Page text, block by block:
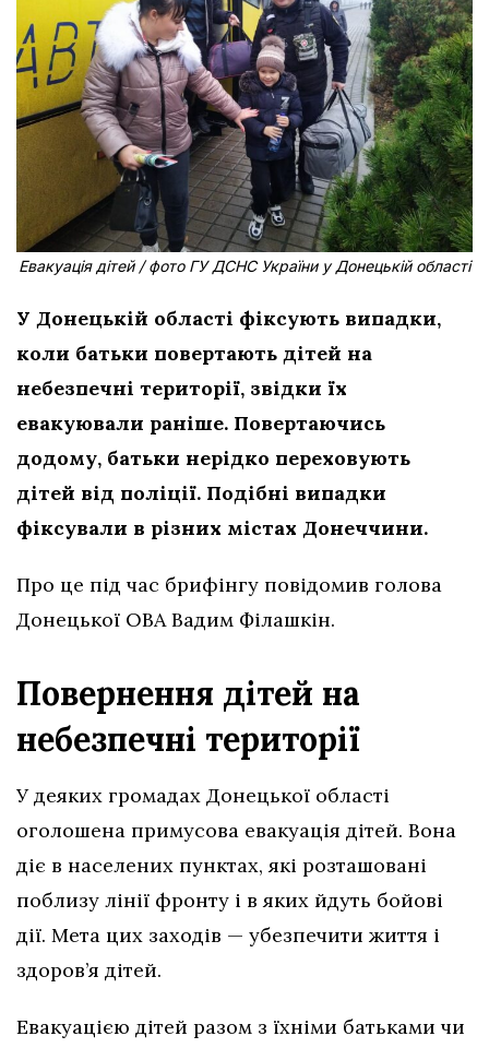
Евакуація дітей / фото ГУ ДСНС України у Донецькій області
У Донецькій області фіксують випадки,
коли батьки повертають дітей на
небезпечні території, звідки їх
евакуювали раніше. Повертаючись
додому, батьки нерідко переховують
дітей від поліції. Подібні випадки
фіксували в різних містах Донеччини.
Про це під час брифінгу повідомив голова
Донецької ОВА Вадим Філашкін.
Повернення дітей на
небезпечні території
У деяких громадах Донецької області
оголошена примусова евакуація дітей. Вона
діє в населених пунктах, які розташовані
поблизу лінії фронту і в яких йдуть бойові
дії. Мета цих заходів — убезпечити життя і
здоров’я дітей.
Евакуацією дітей разом з їхніми батьками чи